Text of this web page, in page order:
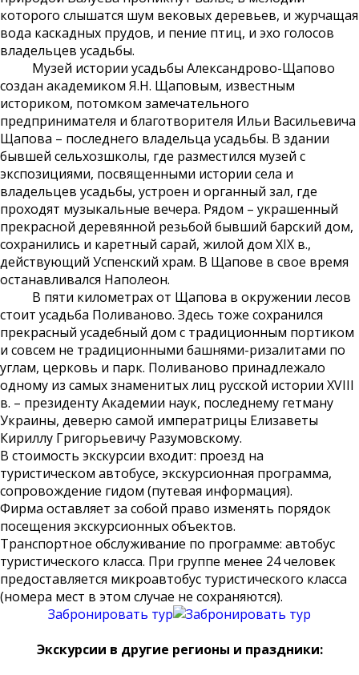
которого слышатся шум вековых деревьев, и журчащая
вода каскадных прудов, и пение птиц, и эхо голосов
владельцев усадьбы.
Музей истории усадьбы Александрово-Щапово
создан академиком Я.Н. Щаповым, известным
историком, потомком замечательного
предпринимателя и благотворителя Ильи Васильевича
Щапова – последнего владельца усадьбы. В здании
бывшей сельхозшколы, где разместился музей с
экспозициями, посвященными истории села и
владельцев усадьбы, устроен и органный зал, где
проходят музыкальные вечера. Рядом – украшенный
прекрасной деревянной резьбой бывший барский дом,
сохранились и каретный сарай, жилой дом XIX в.,
действующий Успенский храм. В Щапове в свое время
останавливался Наполеон.
В пяти километрах от Щапова в окружении лесов
стоит усадьба Поливаново. Здесь тоже сохранился
прекрасный усадебный дом с традиционным портиком
и совсем не традиционными башнями-ризалитами по
углам, церковь и парк. Поливаново принадлежало
одному из самых знаменитых лиц русской истории XVIII
в. – президенту Академии наук, последнему гетману
Украины, деверю самой императрицы Елизаветы
Кириллу Григорьевичу Разумовскому.
В стоимость экскурсии входит: проезд на
туристическом автобусе, экскурсионная программа,
сопровождение гидом (путевая информация).
Фирма оставляет за собой право изменять порядок
посещения экскурсионных объектов.
Транспортное обслуживание по программе: автобус
туристического класса. При группе менее 24 человек
предоставляется микроавтобус туристического класса
(номера мест в этом случае не сохраняются).
Забронировать тур
Экскурсии в другие регионы и праздники: